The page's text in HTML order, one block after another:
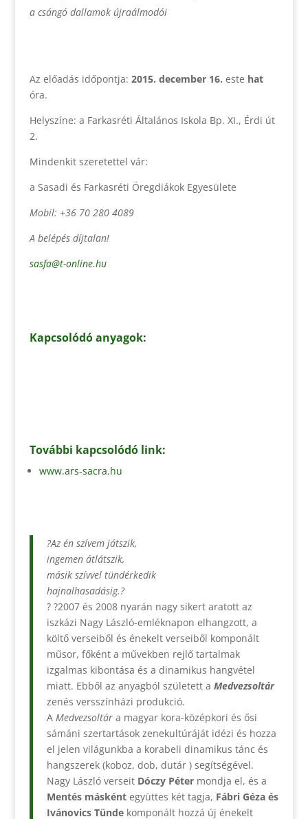
a csángó dallamok újraálmodói
Az előadás időpontja: 2015. december 16. este hat
óra.
Helyszíne: a Farkasréti Általános Iskola Bp. XI., Érdi út
2.
Mindenkit szeretettel vár:
a Sasadi és Farkasréti Öregdiákok Egyesülete
Mobil: +36 70 280 4089
A belépés díjtalan!
sasfa@t-online.hu
Kapcsolódó anyagok:
További kapcsolódó link:
www.ars-sacra.hu
?Az én szívem játszik,
ingemen átlátszik,
másik szívvel tündérkedik
hajnalhasadásig.?
? ?2007 és 2008 nyarán nagy sikert aratott az
iszkázi Nagy László-emléknapon elhangzott, a
költő verseiből és énekelt verseiből komponált
műsor, főként a művekben rejlő tartalmak
izgalmas kibontása és a dinamikus hangvétel
miatt. Ebből az anyagból született a Medvezsoltár
zenés versszínházi produkció.
A Medvezsoltára magyar kora-középkori és ősi
sámáni szertartások zenekultúráját idézi és hozza
el jelen világunkba a korabeli dinamikus tánc és
hangszerek (koboz, dob, dutár ) segítségével.
Nagy László verseit Dóczy Pétermondja el, és a
Mentés máskéntegyüttes két tagja, Fábri Géza és
Ivánovics Tündekomponált hozzá új énekelt